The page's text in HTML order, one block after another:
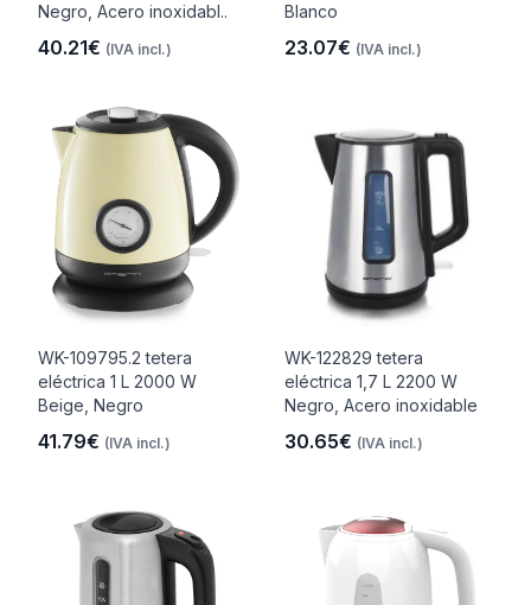
Negro, Acero inoxidabl..
40.21€ (IVA incl.)
Blanco
23.07€ (IVA incl.)
WK-109795.2 tetera
eléctrica 1 L 2000 W
Beige, Negro
41.79€ (IVA incl.)
WK-122829 tetera
eléctrica 1,7 L 2200 W
Negro, Acero inoxidable
30.65€ (IVA incl.)